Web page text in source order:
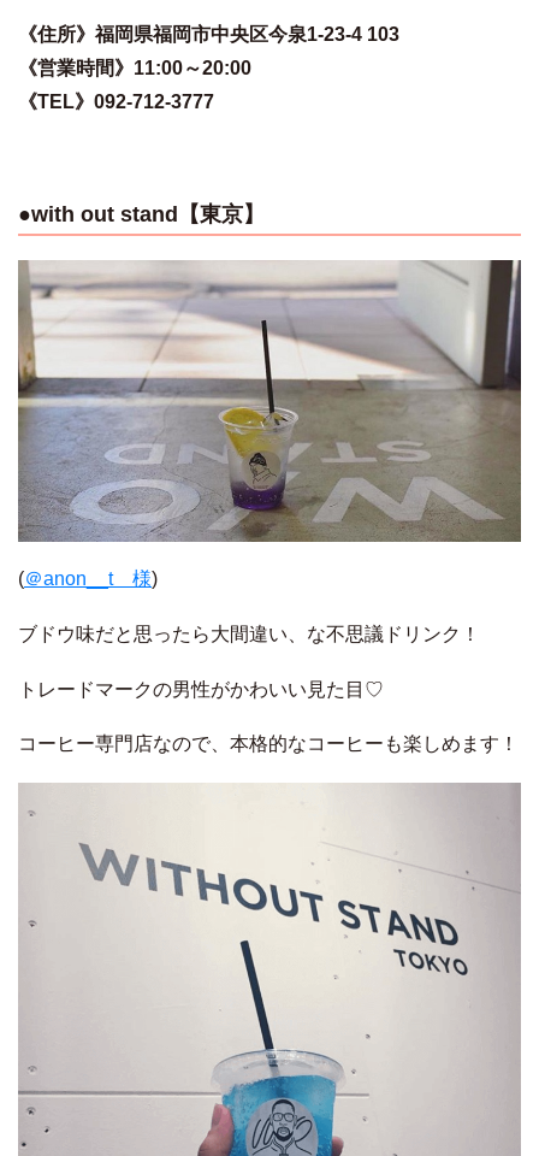
《住所》福岡県福岡市中央区今泉1-23-4 103
《営業時間》11:00～20:00
《TEL》092-712-3777
●with out stand【東京】
(＠anon__t 様)
ブドウ味だと思ったら大間違い、な不思議ドリンク！
トレードマークの男性がかわいい見た目♡
コーヒー専門店なので、本格的なコーヒーも楽しめます！